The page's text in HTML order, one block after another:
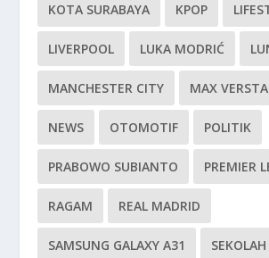
KOTA SURABAYA KPOP
LIVERPOOL LUKA MODRIĆ
MANCHESTER CITY MAX
NEWS OTOMOTIF POLITIK
PRABOWO SUBIANTO PREMIER
RAGAM REAL MADRID
SAMSUNG GALAXY A31